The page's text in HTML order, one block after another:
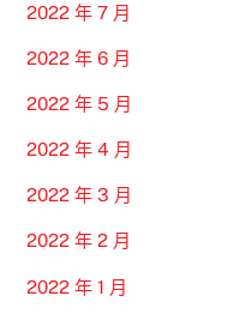
2022 年 7 月
2022 年 6 月
2022 年 5 月
2022 年 4 月
2022 年 3 月
2022 年 2 月
2022 年 1 月